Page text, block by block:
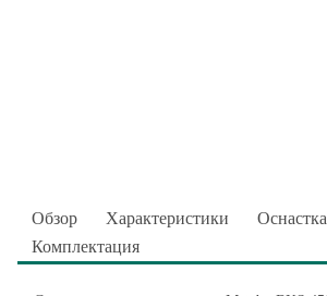
Обзор Характеристики
Оснастка
Комплектация